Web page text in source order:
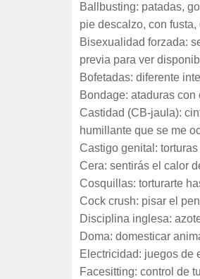
Ballbusting: patadas,
pie descalzo, con
Bisexualidad forzada:
previa para ver
Bofetadas: diferente
Bondage: ataduras
Castidad (CB-jaula):
humillante que se me
Castigo genital:
Cera: sentirás el calor
Cosquillas: torturarte
Cock crush: pisar el
Disciplina inglesa:
Doma: domesticar
Electricidad: juegos de
Facesitting: control de